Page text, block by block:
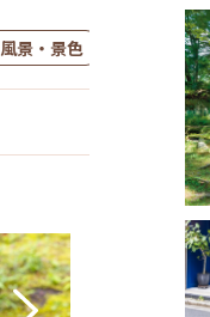
風景・景色 名所・旧